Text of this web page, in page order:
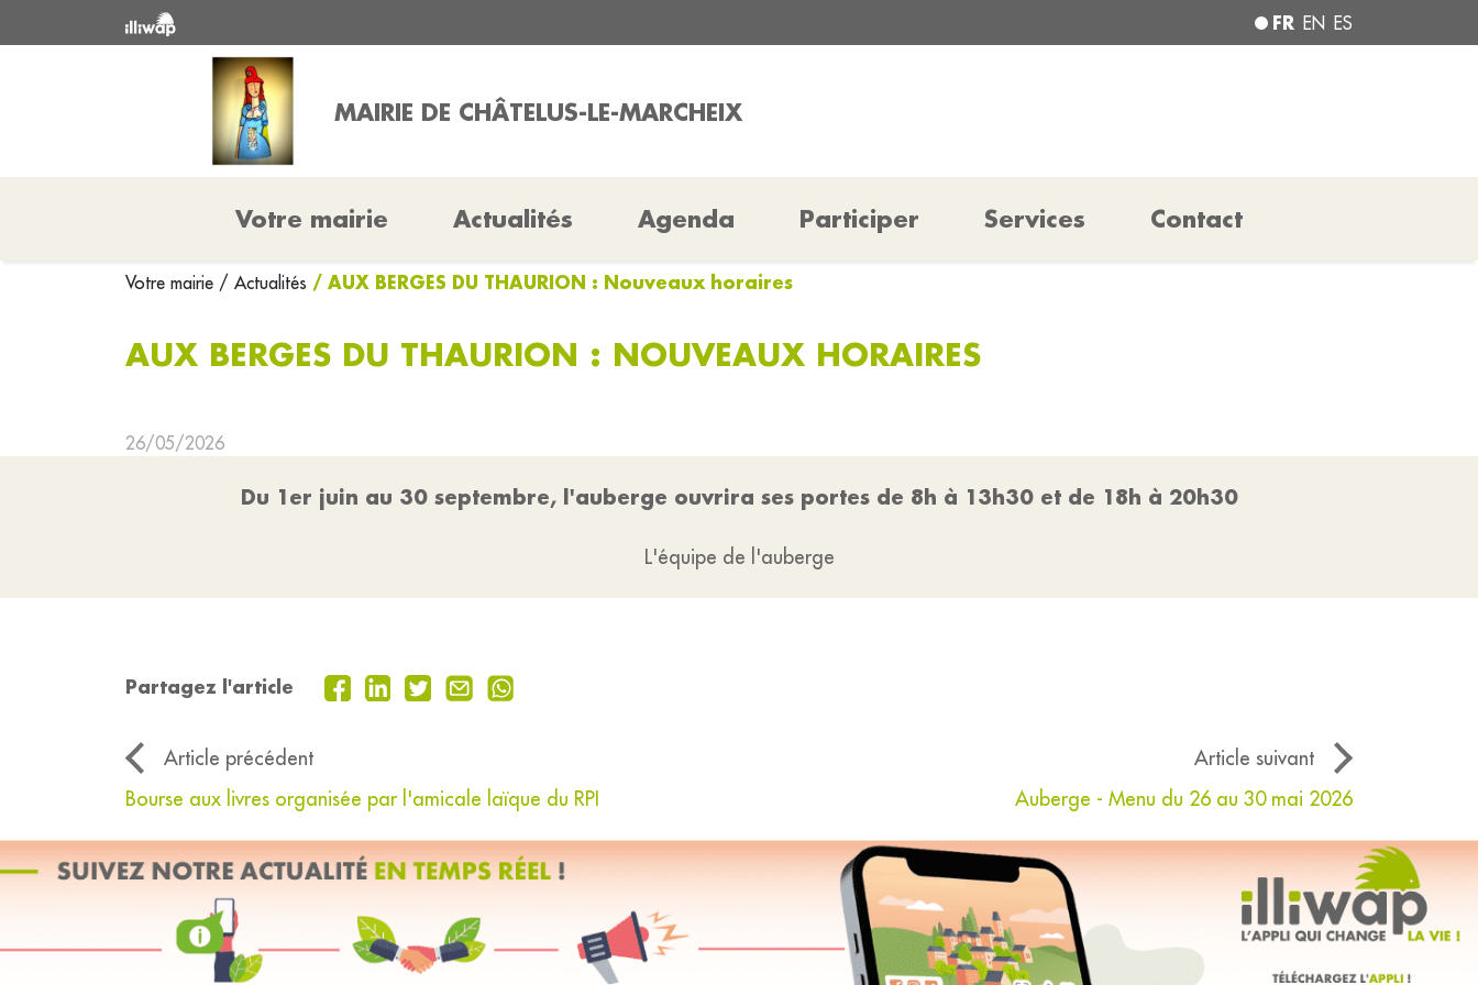
FR EN ES
MAIRIE DE CHÂTELUS-LE-MARCHEIX
Votre mairie Actualités Agenda Participer Services Contact
Votre mairie / Actualités / AUX BERGES DU THAURION : Nouveaux horaires
AUX BERGES DU THAURION : NOUVEAUX HORAIRES
26/05/2026
Du 1er juin au 30 septembre, l'auberge ouvrira ses portes de 8h à 13h30 et de 18h à 20h30
L'équipe de l'auberge
Partagez l'article
Article précédent
Article suivant
Bourse aux livres organisée par l'amicale laïque du RPI
Auberge - Menu du 26 au 30 mai 2026